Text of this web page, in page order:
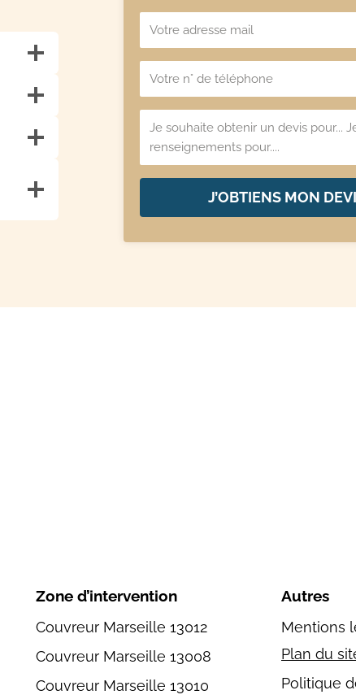
J’OBTIENS MON
Zone d’intervention
Couvreur Marseille 13012
Couvreur Marseille 13008
Couvreur Marseille 13010
Autres
Mentions
Plan du
Politique